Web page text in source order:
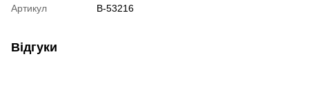
Артикул B-53216
Відгуки